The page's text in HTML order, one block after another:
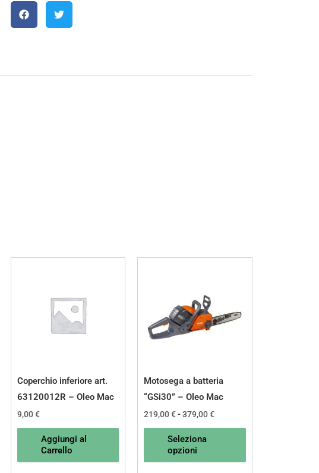
Coperchio inferiore art.
63120012R – Oleo Mac
9,00€
Aggiungi al
Carrello
Motosega a batteria
“GSi30” – Oleo Mac
219,00€ - 379,00€
379,00 €
Seleziona
opzioni
nella